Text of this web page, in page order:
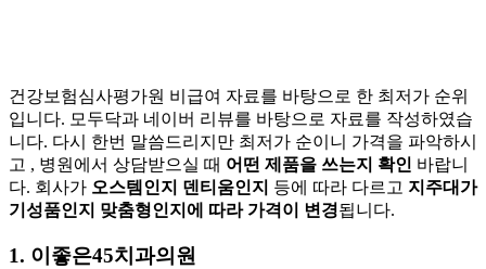
건강보험심사평가원 비급여 자료를 바탕으로 한 최저가 순위
입니다. 모두닥과 네이버 리뷰를 바탕으로 자료를 작성하였습
니다. 다시 한번 말씀드리지만 최저가 순이니 가격을 파악하시
고 , 병원에서 상담받으실 때 어떤 제품을 쓰는지 확인 바랍니
다. 회사가 오스템인지 덴티움인지 등에 따라 다르고 지주대가
기성품인지 맞춤형인지에 따라 가격이 변경됩니다.
1. 이좋은45치과의원